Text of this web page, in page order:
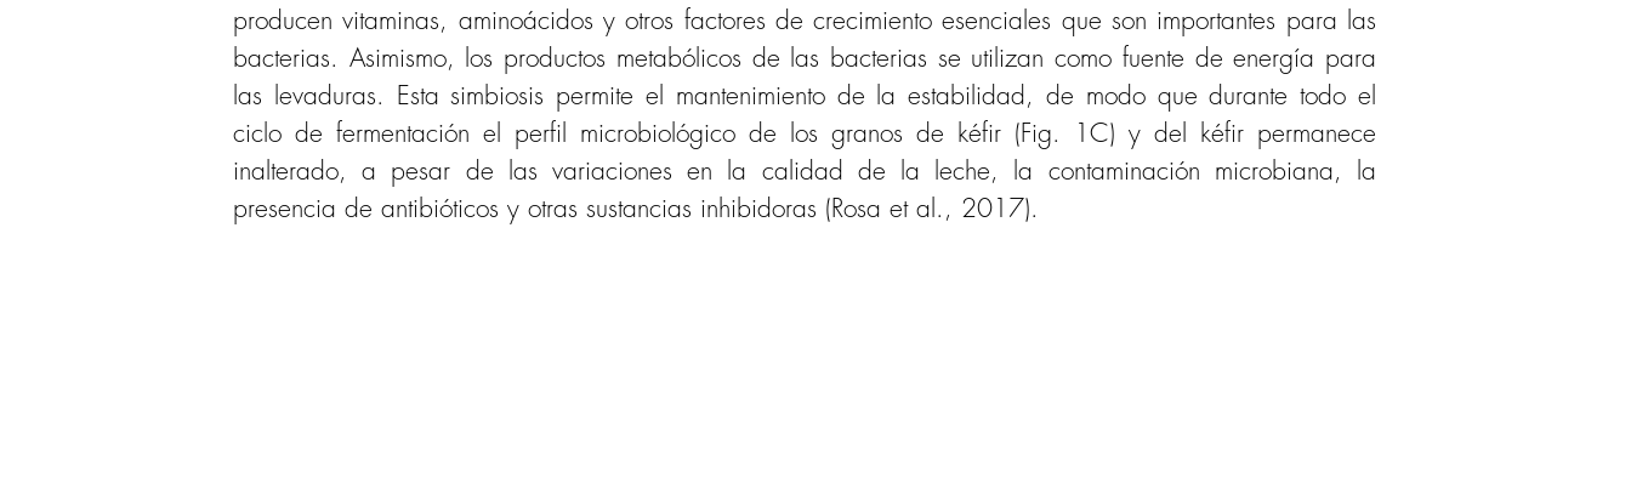
producen vitaminas, aminoácidos y otros factores de crecimiento esenciales que son importantes para las
bacterias. Asimismo, los productos metabólicos de las bacterias se utilizan como fuente de energía para
las levaduras. Esta simbiosis permite el mantenimiento de la estabilidad, de modo que durante todo el
ciclo de fermentación el perfil microbiológico de los granos de kéfir (Fig. 1C) y del kéfir permanece
inalterado, a pesar de las variaciones en la calidad de la leche, la contaminación microbiana, la
presencia de antibióticos y otras sustancias inhibidoras (Rosa et al., 2017).